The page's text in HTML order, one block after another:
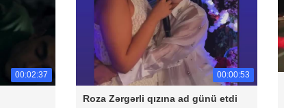
00:02:37 00:00:53
Roza Zərgərli qızına ad günü etdi